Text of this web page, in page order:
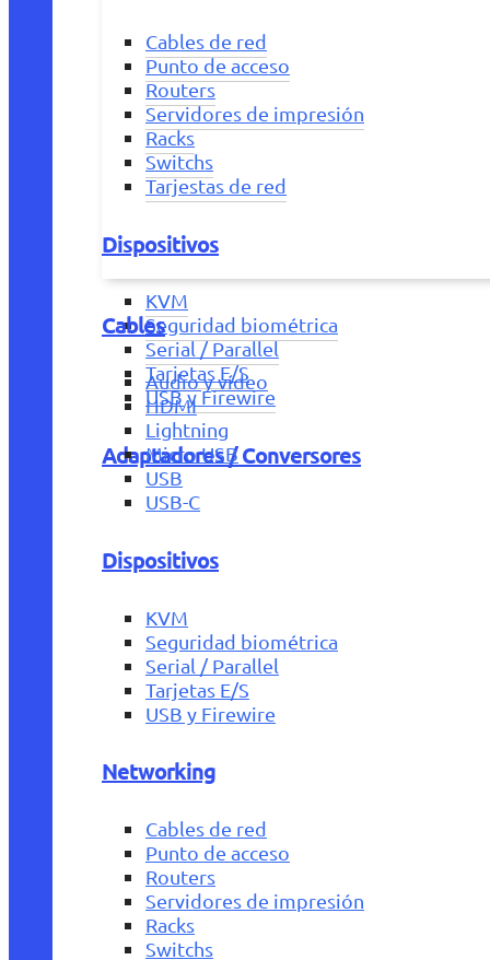
Cables de red
Punto de acceso
Routers
Servidores de impresión
Racks
Switchs
Tarjestas de red
Dispositivos
KVM
Seguridad biométrica
Serial / Parallel
Tarjetas E/S
USB y Firewire
Adaptadores / Conversores
Cables
Audio y vídeo
HDMI
Lightning
Micro USB
USB
USB-C
Dispositivos
KVM
Seguridad biométrica
Serial / Parallel
Tarjetas E/S
USB y Firewire
Networking
Cables de red
Punto de acceso
Routers
Servidores de impresión
Racks
Switchs